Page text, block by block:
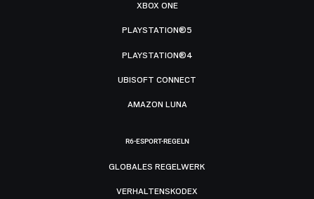
XBOX ONE
PLAYSTATION®5
PLAYSTATION®4
UBISOFT CONNECT
AMAZON LUNA
R6-ESPORT-REGELN
GLOBALES REGELWERK
VERHALTENSKODEX